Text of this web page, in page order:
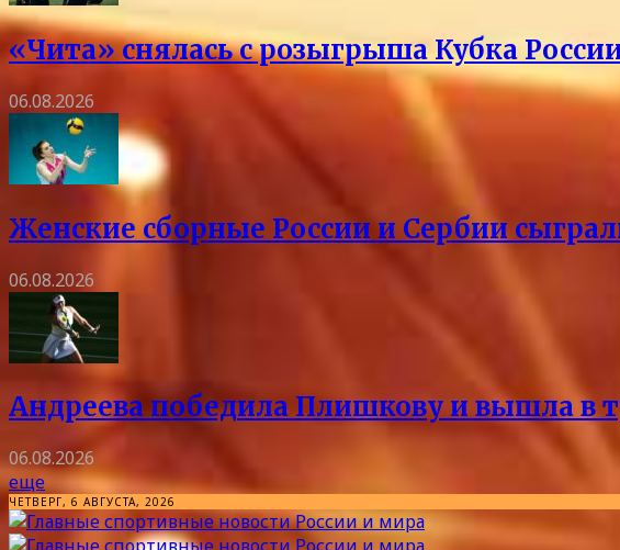
«Чита» снялась с розыгрыша Кубка
06.08.2026
Женские сборные России и Сербии
06.08.2026
Андреева победила Плишкову и вышла в
06.08.2026
еще
ЧЕТВЕРГ, 6 АВГУСТА, 2026